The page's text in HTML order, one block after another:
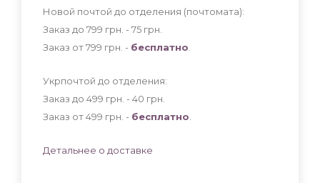
Новой почтой до отделения (почтомата):
Заказ до 799 грн. - 75 грн
Заказ от 799 грн. - бесплатно
Укрпочтой до отделения:
Заказ до 499 грн. - 40 грн
Заказ от 499 грн. - бесплатно
Детальнее о доставке